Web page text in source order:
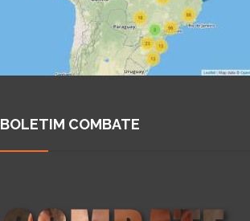
BOLETIM COMBATE